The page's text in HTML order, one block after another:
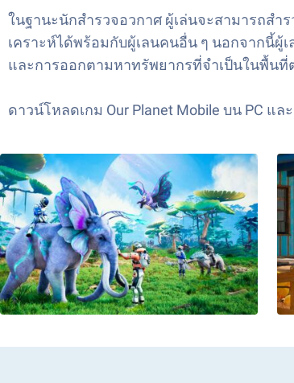
ในฐานะนักสำรวจอวกาศ ผู้เล่นจะสามารถส
เคราะห์ได้พร้อมกับผู้เลนคนอื่น ๆ นอกจากนี้
และการออกตามหาทรัพยากรที่จำเป็นในพื้น
ดาวน์โหลดเกม Our Planet Mobile บน PC แล